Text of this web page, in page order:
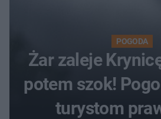
POGODA
Żar zaleje
potem szok!
turystom